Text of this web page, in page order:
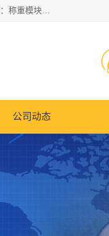
企业环保门禁电子台账系统，称重模块，配料称重系统,称重模块厂家,地磅称重系统,检重秤厂家 常州华青自动化主营：称重模块、无人值守称重系统、配料称重系统、地磅称重系统、检重秤、托利多称重模块等产品。各种称重软件，移动源环保门禁电子台账系统软件。 常州华青自动化系统有限公司7*24的电话支持服务、项目现场开发服务、新功能定制研发服务，产品培训、远程维护，现场安装调试工程等。
公司动态